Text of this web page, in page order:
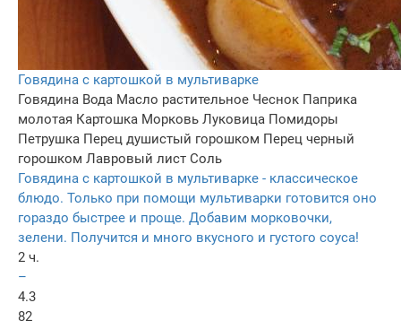
Говядина с картошкой в мультиварке
Говядина Вода Масло растительное Чеснок Паприка
молотая Картошка Морковь Луковица Помидоры
Петрушка Перец душистый горошком Перец черный
горошком Лавровый лист Соль
Говядина с картошкой в мультиварке - классическое
блюдо. Только при помощи мультиварки готовится оно
гораздо быстрее и проще. Добавим морковочки,
зелени. Получится и много вкусного и густого соуса!
2 ч.
–
4.3
82